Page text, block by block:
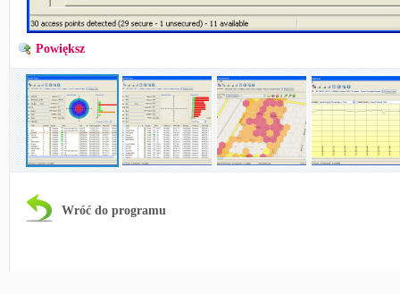
Powiększ
Wróć do programu